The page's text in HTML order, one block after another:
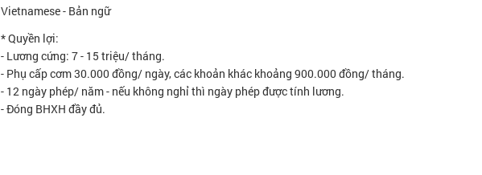
Vietnamese - Bản ngữ
* Quyền lợi:
- Lương cứng: 7 - 15 triệu/ tháng.
- Phụ cấp cơm 30.000 đồng/ ngày, các khoản khác khoảng 900.000 đồng/ tháng.
- 12 ngày phép/ năm - nếu không nghỉ thì ngày phép được tính lương.
- Đóng BHXH đầy đủ.